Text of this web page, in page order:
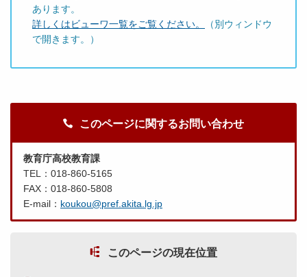
あります。
詳しくはビューワ一覧をご覧ください。
（別ウィンドウ
で開きます。）
このページに関するお問い合わせ
教育庁高校教育課
TEL：018-860-5165
FAX：018-860-5808
E-mail： koukou@pref.akita.lg.jp
このページの現在位置